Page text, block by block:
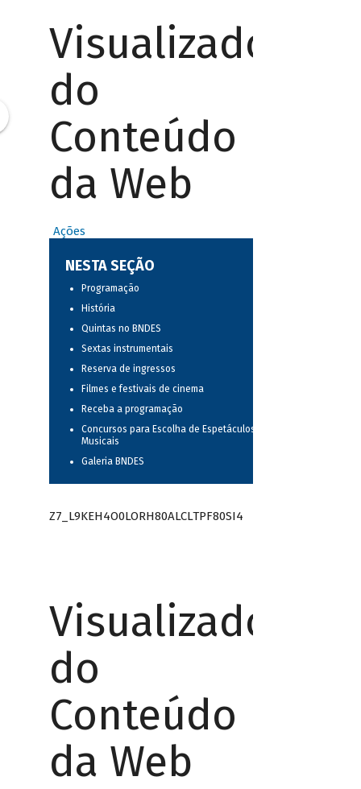
Visualizador
do
Conteúdo
da Web
Ações
NESTA SEÇÃO
Programação
História
Quintas no BNDES
Sextas instrumentais
Reserva de ingressos
Filmes e festivais de cinema
Receba a programação
Concursos para Escolha de Espetáculos
Musicais
Galeria BNDES
Z7_L9KEH4O0LORH80ALCLTPF80SI4
Visualizador
do
Conteúdo
da Web